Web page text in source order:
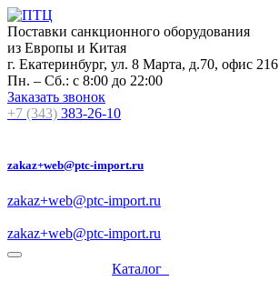
Поставки санкционного оборудования
из Европы и Китая
г. Екатеринбург, ул. 8 Марта, д.70, офис 216
Пн. – Сб.: с 8:00 до 22:00
Заказать звонок
+7 (343) 383-26-10
zakaz+web@ptc-import.ru
zakaz+web@ptc-import.ru
zakaz+web@ptc-import.ru
Каталог